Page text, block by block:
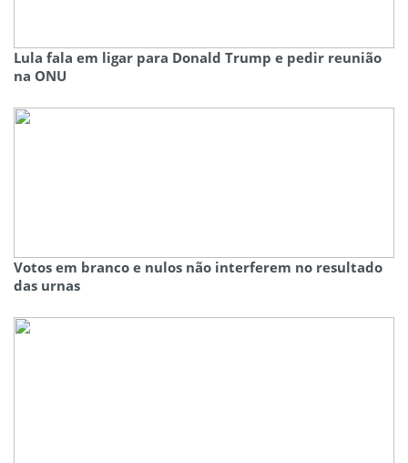
Lula fala em ligar para Donald Trump e pedir reunião
na ONU
Votos em branco e nulos não interferem no resultado
das urnas